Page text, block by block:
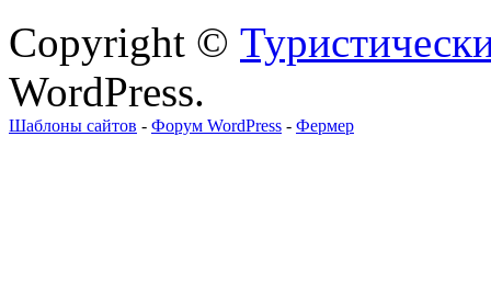
Copyright ©
WordPress.
Шаблоны сайтов - Форум WordPress - Фермер